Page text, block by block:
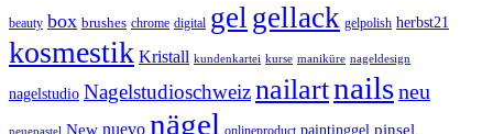
beauty box brushes chrome digital gel gellack gelpolish herbst21
kosmestik Kristall kundenkartei kurse maniküre nageldesign
nagelstudio Nagelstudioschweiznailartnailsneu
neuepastel New nuevo nägel paintinggel pinsel